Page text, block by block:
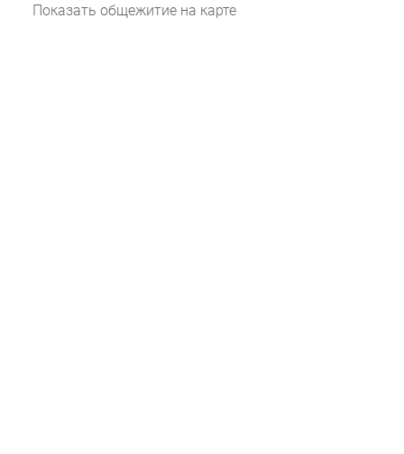
Показать общежитие на карте